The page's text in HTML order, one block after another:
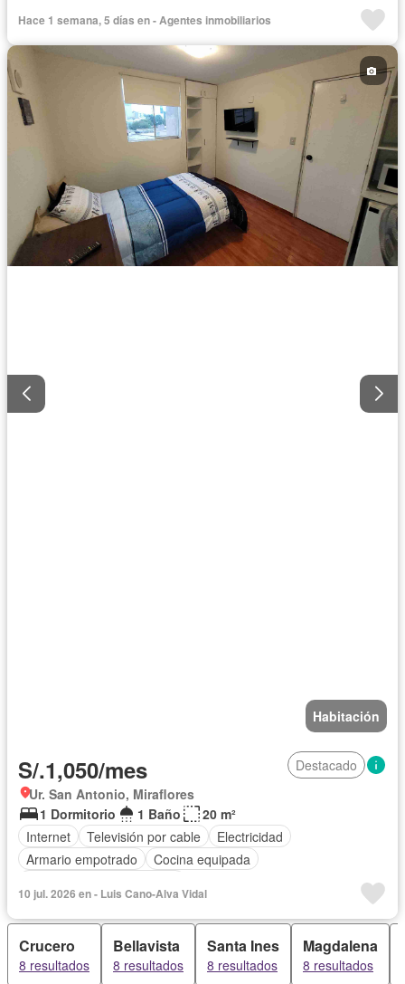
Sin amoblar
Hace 1 semana, 5 días en - Agentes inmobiliarios
Habitación
S/.1,050/mes
Destacado
Ur. San Antonio, Miraflores
1 Dormitorio
1 Baño
20 m²
Internet
Televisión por cable
Electricidad
Armario empotrado
Cocina equipada
10 jul. 2026 en - Luis Cano-Alva Vidal
Crucero
8 resultados
Bellavista
8 resultados
Santa Ines
8 resultados
Magdalena
8 resultados